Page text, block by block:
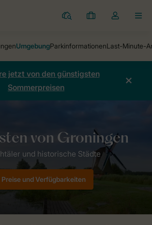
Ferienparks
Meine
Dropdown-
öffnen
jetzt von den günstigsten
Sommerpreisen
Preise und Verfügbarkeiten